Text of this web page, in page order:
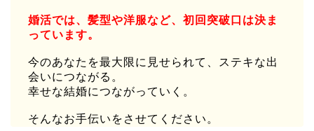
婚活では、髪型や洋服など、初回突破口は決ま
っています。
今のあなたを最大限に見せられて、ステキな出
会いにつながる。
幸せな結婚につながっていく。
そんなお手伝いをさせてください。